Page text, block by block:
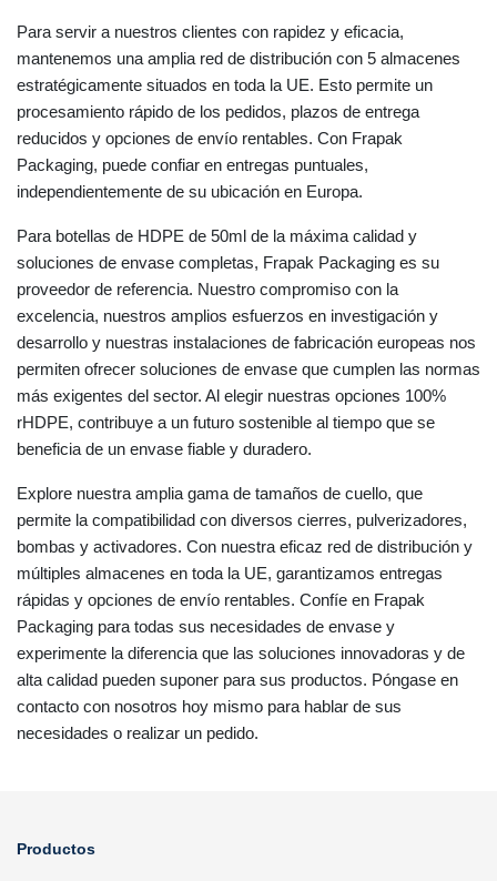
Para servir a nuestros clientes con rapidez y eficacia,
mantenemos una amplia red de distribución con 5 almacenes
estratégicamente situados en toda la UE. Esto permite un
procesamiento rápido de los pedidos, plazos de entrega
reducidos y opciones de envío rentables. Con Frapak
Packaging, puede confiar en entregas puntuales,
independientemente de su ubicación en Europa.
Para botellas de HDPE de 50ml de la máxima calidad y
soluciones de envase completas, Frapak Packaging es su
proveedor de referencia. Nuestro compromiso con la
excelencia, nuestros amplios esfuerzos en investigación y
desarrollo y nuestras instalaciones de fabricación europeas nos
permiten ofrecer soluciones de envase que cumplen las normas
más exigentes del sector. Al elegir nuestras opciones 100%
rHDPE, contribuye a un futuro sostenible al tiempo que se
beneficia de un envase fiable y duradero.
Explore nuestra amplia gama de tamaños de cuello, que
permite la compatibilidad con diversos cierres, pulverizadores,
bombas y activadores. Con nuestra eficaz red de distribución y
múltiples almacenes en toda la UE, garantizamos entregas
rápidas y opciones de envío rentables. Confíe en Frapak
Packaging para todas sus necesidades de envase y
experimente la diferencia que las soluciones innovadoras y de
alta calidad pueden suponer para sus productos. Póngase en
contacto con nosotros hoy mismo para hablar de sus
necesidades o realizar un pedido.
Productos